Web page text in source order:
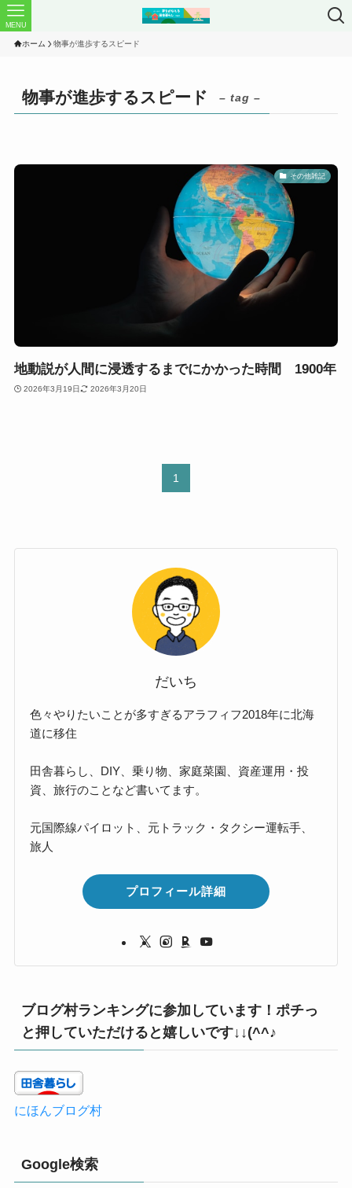
MENU
ホーム 物事が進歩するスピード
物事が進歩するスピード – tag –
その他雑記
地動説が人間に浸透するまでにかかった時間 1900年
2026年3月19日 2026年3月20日
1
だいち
色々やりたいことが多すぎるアラフィフ2018年に北海
道に移住
田舎暮らし、DIY、乗り物、家庭菜園、資産運用・投
資、旅行のことなど書いてます。
元国際線パイロット、元トラック・タクシー運転手、
旅人
プロフィール詳細
ブログ村ランキングに参加しています！ポチっ
と押していただけると嬉しいです↓↓(^^♪
にほんブログ村
Google検索